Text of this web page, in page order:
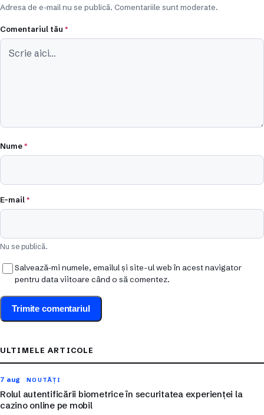
Adresa de e-mail nu se publică. Comentariile sunt moderate.
Comentariul tău *
Nume*
E-mail*
Nu se publică.
Salvează-mi numele, emailul și site-ul web în acest navigator
pentru data viitoare când o să comentez.
ULTIMELE ARTICOLE
7 aug NOUTĂȚI
Rolul autentificării biometrice în securitatea experienței la
cazino online pe mobil